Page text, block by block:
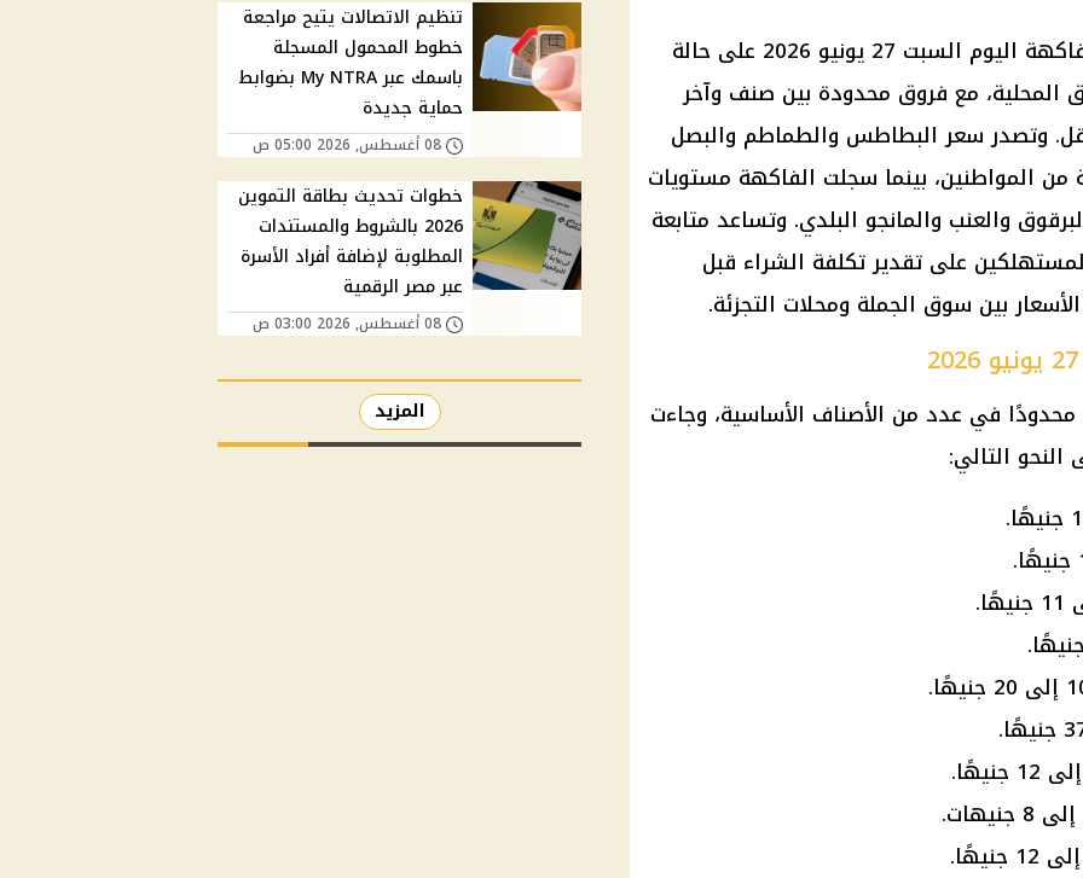
حافظت أغلب أصناف الخضروات والفاكهة اليوم السبت 27 يونيو 2026 على حالة
المحلية، مع فروق محدودة بين صنف وآخر
وتصدر سعر البطاطس والطماطم والبصل
من المواطنين، بينما سجلت الفاكهة مستويات
والعنب والمانجو البلدي. وتساعد متابعة
على تقدير تكلفة الشراء قبل
بين سوق الجملة ومحلات التجزئة.
محدودًا في عدد من الأصناف الأساسية، وجاءت
التالي:
تنظيم الاتصالات يتيح مراجعة
خطوط المحمول المسجلة
باسمك عبر My NTRA بضوابط
حماية جديدة
08 أغسطس, 2026 05:00 ص
خطوات تحديث بطاقة التموين
2026 بالشروط والمستندات
المطلوبة لإضافة أفراد الأسرة
عبر مصر الرقمية
08 أغسطس, 2026 03:00 ص
المزيد